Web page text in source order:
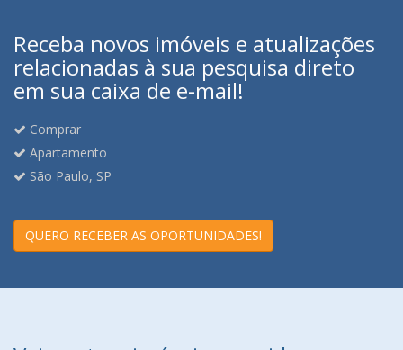
Receba novos imóveis e atualizações
relacionadas à sua pesquisa direto
em sua caixa de e-mail!
Comprar
Apartamento
São Paulo, SP
QUERO RECEBER AS OPORTUNIDADES!